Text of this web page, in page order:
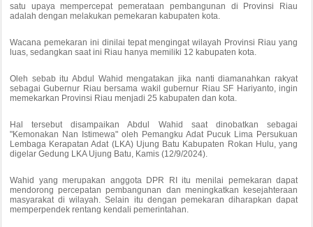
satu upaya mempercepat pemerataan pembangunan di Provinsi Riau
adalah dengan melakukan pemekaran kabupaten kota.
Wacana pemekaran ini dinilai tepat mengingat wilayah Provinsi Riau yang
luas, sedangkan saat ini Riau hanya memiliki 12 kabupaten kota.
Oleh sebab itu Abdul Wahid mengatakan jika nanti diamanahkan rakyat
sebagai Gubernur Riau bersama wakil gubernur Riau SF Hariyanto, ingin
memekarkan Provinsi Riau menjadi 25 kabupaten dan kota.
Hal tersebut disampaikan Abdul Wahid saat dinobatkan sebagai
"Kemonakan Nan Istimewa" oleh Pemangku Adat Pucuk Lima Persukuan
Lembaga Kerapatan Adat (LKA) Ujung Batu Kabupaten Rokan Hulu, yang
digelar Gedung LKA Ujung Batu, Kamis (12/9/2024).
Wahid yang merupakan anggota DPR RI itu menilai pemekaran dapat
mendorong percepatan pembangunan dan meningkatkan kesejahteraan
masyarakat di wilayah. Selain itu dengan pemekaran diharapkan dapat
memperpendek rentang kendali pemerintahan.